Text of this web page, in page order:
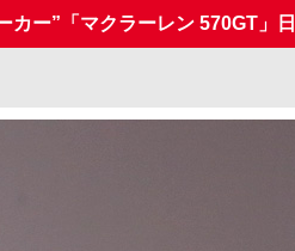
カー”「マクラーレン 570GT」